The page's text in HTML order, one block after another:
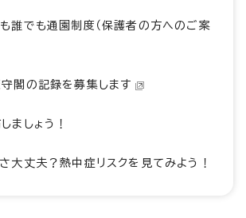
誰でも通園制度（保護者の方へのご案
閣の記録を募集します
ましょう！
大丈夫？熱中症リスクを見てみよう！